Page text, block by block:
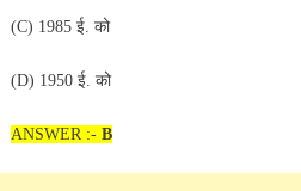
(C) 1985 ई. को
(D) 1950 ई. को
ANSWER :- B